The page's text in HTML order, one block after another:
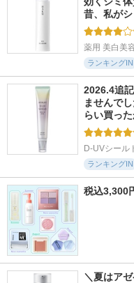
昔、私が
薬用 美白美
ランキングIN
2026.4追
ませんで
らい買っ
D-UVシール
ランキングIN
税込3,300
＼夏はア